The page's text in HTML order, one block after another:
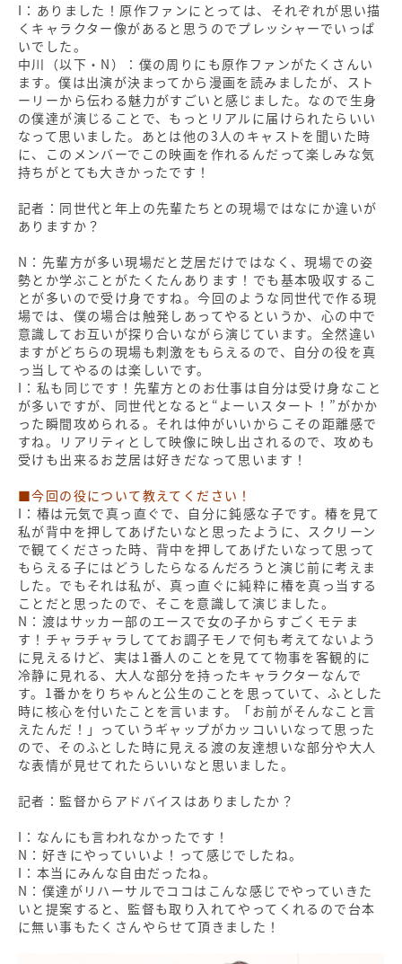
I：ありました！原作ファンにとっては、それぞれが思い描
くキャラクター像があると思うのでプレッシャーでいっぱ
いでした。
中川（以下・N）：僕の周りにも原作ファンがたくさんい
ます。僕は出演が決まってから漫画を読みましたが、スト
ーリーから伝わる魅力がすごいと感じました。なので生身
の僕達が演じることで、もっとリアルに届けられたらいい
なって思いました。あとは他の3人のキャストを聞いた時
に、このメンバーでこの映画を作れるんだって楽しみな気
持ちがとても大きかったです！
記者：同世代と年上の先輩たちとの現場ではなにか違いが
ありますか？
N：先輩方が多い現場だと芝居だけではなく、現場での姿
勢とか学ぶことがたくたんあります！でも基本吸収するこ
とが多いので受け身ですね。今回のような同世代で作る現
場では、僕の場合は触発しあってやるというか、心の中で
意識してお互いが探り合いながら演じています。全然違い
ますがどちらの現場も刺激をもらえるので、自分の役を真
っ当してやるのは楽しいです。
I：私も同じです！先輩方とのお仕事は自分は受け身なこと
が多いですが、同世代となると“よーいスタート！”がかか
った瞬間攻められる。それは仲がいいからこその距離感で
すね。リアリティとして映像に映し出されるので、攻めも
受けも出来るお芝居は好きだなって思います！
■今回の役について教えてください！
I：椿は元気で真っ直ぐで、自分に鈍感な子です。椿を見て
私が背中を押してあげたいなと思ったように、スクリーン
で観てくださった時、背中を押してあげたいなって思って
もらえる子にはどうしたらなるんだろうと演じ前に考えま
した。でもそれは私が、真っ直ぐに純粋に椿を真っ当する
ことだと思ったので、そこを意識して演じました。
N：渡はサッカー部のエースで女の子からすごくモテま
す！チャラチャラしててお調子モノで何も考えてないよう
に見えるけど、実は1番人のことを見てて物事を客観的に
冷静に見れる、大人な部分を持ったキャラクターなんで
す。1番かをりちゃんと公生のことを思っていて、ふとした
時に核心を付いたことを言います。「お前がそんなこと言
えたんだ！」っていうギャップがカッコいいなって思った
ので、そのふとした時に見える渡の友達想いな部分や大人
な表情が見せてれたらいいなと思いました。
記者：監督からアドバイスはありましたか？
I：なんにも言われなかったです！
N：好きにやっていいよ！って感じでしたね。
I：本当にみんな自由だったね。
N：僕達がリハーサルでココはこんな感じでやっていきた
いと提案すると、監督も取り入れてやってくれるので台本
に無い事もたくさんやらせて頂きました！